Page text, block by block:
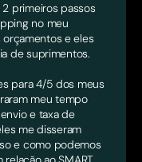
primeiros passos
no meu
orçamentos e eles
de suprimentos.
para 4/5 dos meus
meu tempo
e taxa de
me disseram
e como podemos